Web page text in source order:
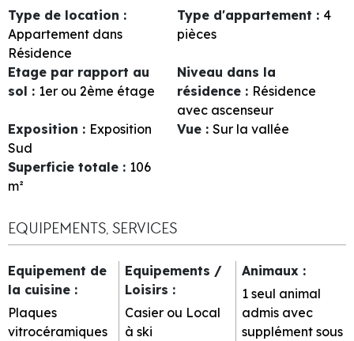
Type de location :
Appartement dans
Résidence
Type d'appartement : 4
pièces
Etage par rapport au
sol : 1er ou 2ème étage
Niveau dans la
résidence : Résidence
avec ascenseur
Exposition : Exposition
Sud
Vue : Sur la vallée
Superficie totale : 106
m²
EQUIPEMENTS, SERVICES
Equipement de
la cuisine :
Plaques
vitrocéramiques
Equipements /
Loisirs :
Casier ou Local
à ski
Animaux :
1 seul animal
admis avec
supplément sous